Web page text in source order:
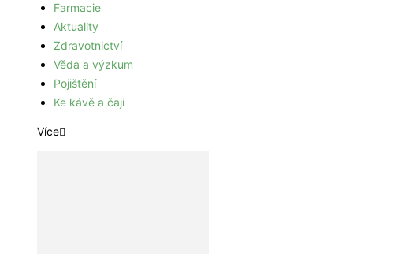
Farmacie
Aktuality
Zdravotnictví
Věda a výzkum
Pojištění
Ke kávě a čaji
Více